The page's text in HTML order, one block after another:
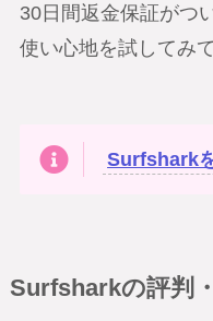
30日間返金保証がつ
使い心地を試してみ
Surfshark
Surfsharkの評判